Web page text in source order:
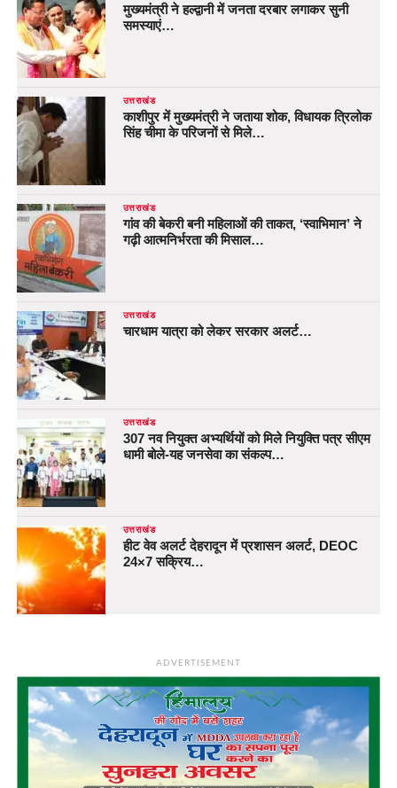
मुख्यमंत्री ने हल्द्वानी में जनता दरबार लगाकर सुनी
समस्याएं…
उत्तराखंड
काशीपुर में मुख्यमंत्री ने जताया शोक, विधायक त्रिलोक
सिंह चीमा के परिजनों से मिले…
उत्तराखंड
गांव की बेकरी बनी महिलाओं की ताकत, ‘स्वाभिमान’ ने
गढ़ी आत्मनिर्भरता की मिसाल…
उत्तराखंड
चारधाम यात्रा को लेकर सरकार अलर्ट…
उत्तराखंड
307 नव नियुक्त अभ्यर्थियों को मिले नियुक्ति पत्र सीएम
धामी बोले-यह जनसेवा का संकल्प…
उत्तराखंड
हीट वेव अलर्ट देहरादून में प्रशासन अलर्ट, DEOC
24×7 सक्रिय…
ADVERTISEMENT